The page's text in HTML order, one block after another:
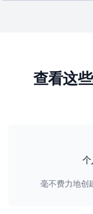
查看这
毫不费力地创